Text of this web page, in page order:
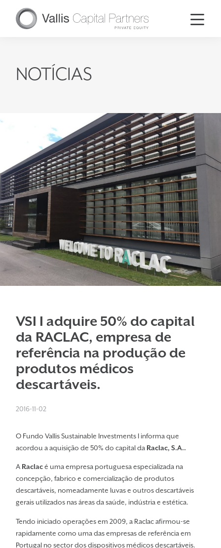
NOTÍCIAS
VSI I adquire 50% do capital
da RACLAC, empresa de
referência na produção de
produtos médicos
descartáveis.
2016-11-02
O Fundo Vallis Sustainable Investments I informa que
acordou a aquisição de 50% do capital da Raclac, S.A..
A Raclacé uma empresa portuguesa especializada na
concepção, fabrico e comercialização de produtos
descartáveis, nomeadamente luvas e outros descartáveis
gerais utilizados nas áreas da saúde, indústria e estética.
Tendo iniciado operações em 2009, a Raclac afirmou-se
rapidamente como uma das empresas de referência em
Portugal no sector dos dispositivos médicos descartáveis.